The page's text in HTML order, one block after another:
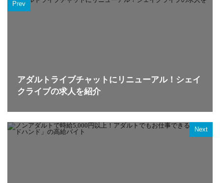
Prev
アダルトライブチャットにリニューアル！シェイ
クライブの求人を紹介
Next